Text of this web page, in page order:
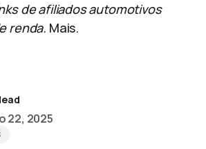
de afiliados automotivos
renda. Mais.
22, 2025